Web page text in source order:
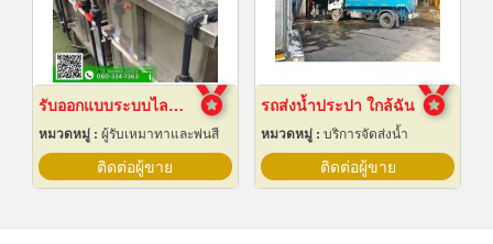
รับออกแบบระบบไลน์ชุบชิ้นงานอุตสาหกรรม
หมวดหมู่ : ผู้รับเหมาทาและพ่นสี
ติดต่อผู้ขาย
รถส่งน้ำประปา ใกล้ฉัน
หมวดหมู่ : บริการจัดส่งน้ำ
ติดต่อผู้ขาย